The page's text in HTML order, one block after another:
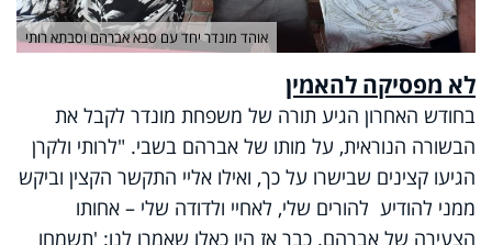
אוהד מונדר יחד עם סבא אברהם וסבתא רותי
לא מפסיקה להאמין
בחודש האחרון הגיע תורה של משפחת מונדר לקבל את
הבשורה הנוראית, על מותו של אברהם בשבי. "לרותי ולקרן
הגיעו קצינים שבישרו על כך, ואילו אליי התקשר הקצין וביקש
ממני להודיע להורים שלי, לאחיי ולדודה שלי – אחותו
הצעירה של אברהם. כבר אז היו כאלו שאמרו לנו: 'תשמחו